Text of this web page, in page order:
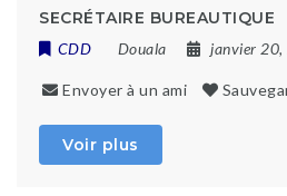
SECRÉTAIRE BUREAUTIQUE
CDD Douala janvier
Envoyer à un ami
Voir plus